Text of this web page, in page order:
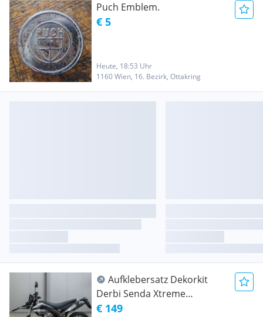
Puch Emblem.
€ 5
Heute, 18:53 Uhr
1160 Wien, 16. Bezirk, Ottakring
Aufklebersatz Dekorkit
Derbi Senda Xtreme
RACEccm
€ 149